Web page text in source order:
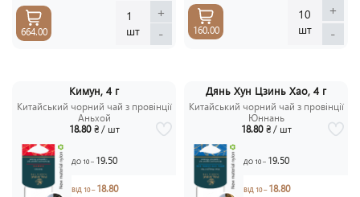
1
шт
+
-
664.00
10
шт
+
-
160.00
Кимун, 4 г
Китайський чорний чай з провінції
Аньхой
18.80 ₴ / шт
ДО 10 – 19.50
ВІД 10 –18.80
Дянь Хун Цзинь Хао, 4 г
Китайський чорний чай з провінції
Юннань
18.80 ₴ / шт
ДО 10 – 19.50
ВІД 10 –18.80